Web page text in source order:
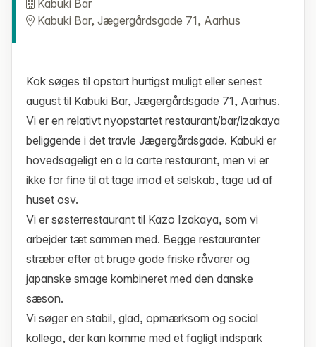
Kabuki Bar
Kabuki Bar, Jægergårdsgade 71, Aarhus
Kok søges til opstart hurtigst muligt eller senest
august til Kabuki Bar, Jægergårdsgade 71, Aarhus.
Vi er en relativt nyopstartet restaurant/bar/izakaya
beliggende i det travle Jægergårdsgade. Kabuki er
hovedsageligt en a la carte restaurant, men vi er
ikke for fine til at tage imod et selskab, tage ud af
huset osv.
Vi er søsterrestaurant til Kazo Izakaya, som vi
arbejder tæt sammen med. Begge restauranter
stræber efter at bruge gode friske råvarer og
japanske smage kombineret med den danske
sæson.
Vi søger en stabil, glad, opmærksom og social
kollega, der kan komme med et fagligt indspark